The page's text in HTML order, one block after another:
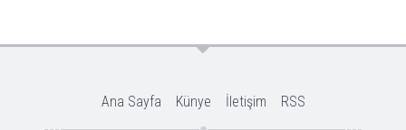
Ana Sayfa Künye İletişim RSS